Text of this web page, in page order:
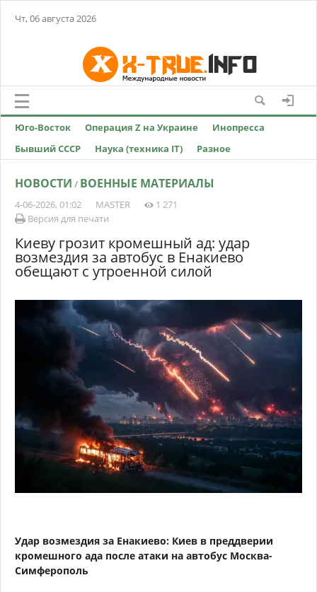
Чт, 06 августа 2026
Юго-Восток Операция Z на Украине
Инопресса
Бывший СССР
Наука (техника IT) Разное
НОВОСТИ / ВОЕННЫЕ МАТЕРИАЛЫ
4-06-2026, 01:02 MASTER
1 271
Версия для печати
Киеву грозит кромешный ад: удар
возмездия за автобус в Енакиево
обещают с утроенной силой
Удар возмездия за Енакиево: Киев в преддверии
кромешного ада после атаки на автобус Москва-
Симферополь